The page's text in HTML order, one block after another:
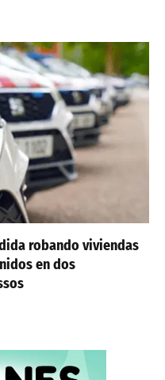
robando viviendas
en dos